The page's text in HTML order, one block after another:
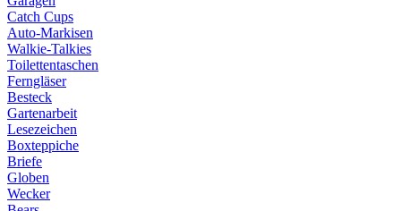
Catch Cups
Auto-Markisen
Walkie-Talkies
Toilettentaschen
Ferngläser
Besteck
Gartenarbeit
Lesezeichen
Boxteppiche
Briefe
Globen
Wecker